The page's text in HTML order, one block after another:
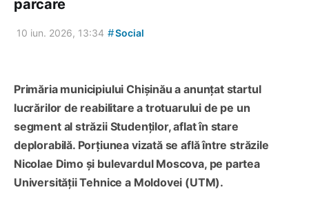
parcare
10 iun. 2026, 13:34 #Social
Primăria municipiului Chișinău a anunțat startul
lucrărilor de reabilitare a trotuarului de pe un
segment al străzii Studenților, aflat în stare
deplorabilă. Porțiunea vizată se află între străzile
Nicolae Dimo și bulevardul Moscova, pe partea
Universității Tehnice a Moldovei (UTM).